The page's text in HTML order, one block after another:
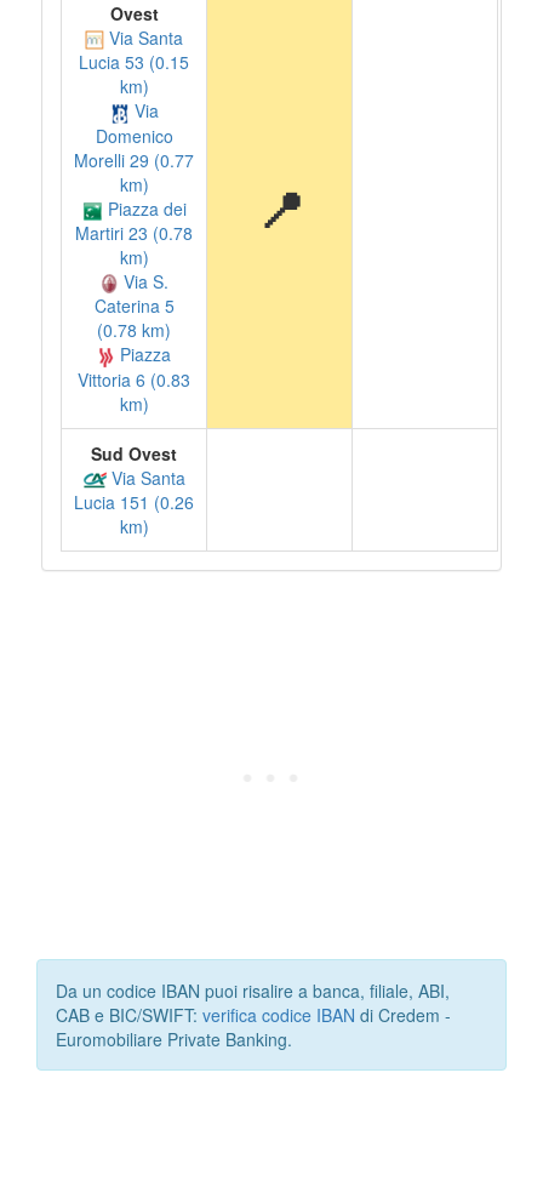
Ovest
Via Santa
Lucia 53 (0.15
km)
Via
Domenico
Morelli 29 (0.77
km)
Piazza dei
Martiri 23 (0.78
km)
Via S.
Caterina 5
(0.78 km)
Piazza
Vittoria 6 (0.83
km)
📍
Sud Ovest
Via Santa
Lucia 151 (0.26
km)
Da un codice IBAN puoi risalire a banca, filiale, ABI,
CAB e BIC/SWIFT: verifica codice IBAN di Credem -
Euromobiliare Private Banking.